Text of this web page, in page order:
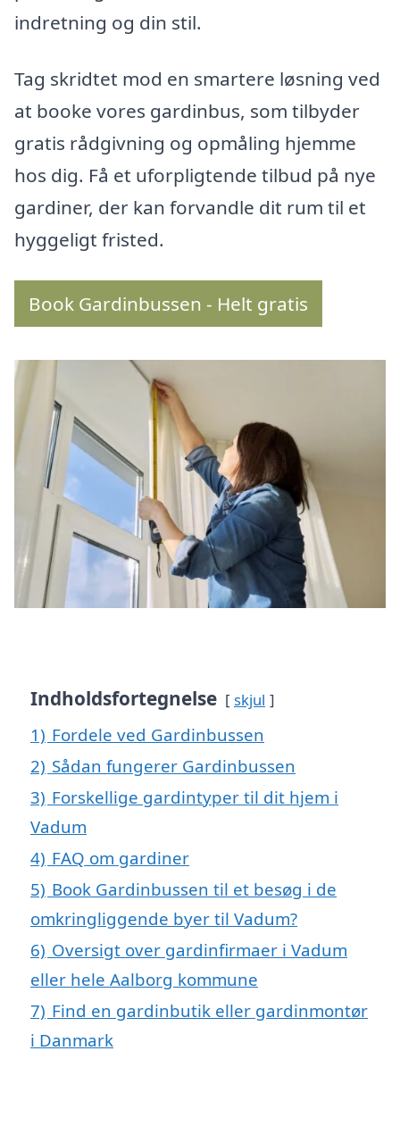
indretning og din stil.
Tag skridtet mod en smartere løsning ved
at booke vores gardinbus, som tilbyder
gratis rådgivning og opmåling hjemme
hos dig. Få et uforpligtende tilbud på nye
gardiner, der kan forvandle dit rum til et
hyggeligt fristed.
Book Gardinbussen - Helt gratis
Indholdsfortegnelse skjul
1) Fordele ved Gardinbussen
2) Sådan fungerer Gardinbussen
3) Forskellige gardintyper til dit hjem i
Vadum
4) FAQ om gardiner
5) Book Gardinbussen til et besøg i de
omkringliggende byer til Vadum?
6) Oversigt over gardinfirmaer i Vadum
eller hele Aalborg kommune
7) Find en gardinbutik eller gardinmontør
i Danmark